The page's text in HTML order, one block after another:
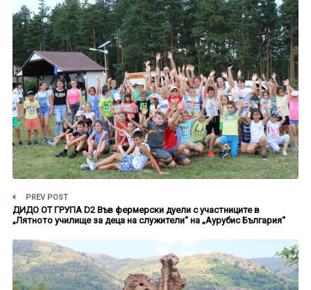
PREV POST
ДИДО ОТ ГРУПА D2 Във фермерски дуели с участниците в
„Лятното училище за деца на служители“ на „Аурубис България“